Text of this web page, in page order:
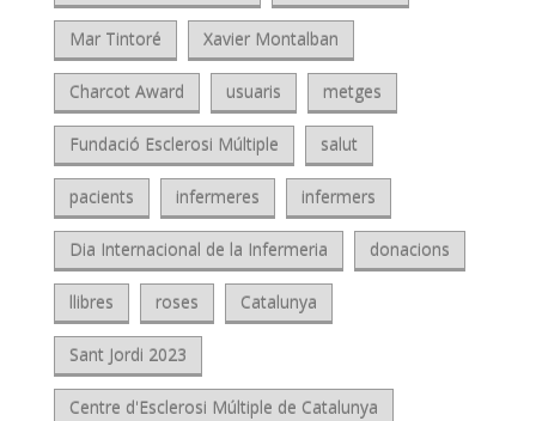
Mar Tintoré Xavier Montalban
Charcot Award usuaris metges
Fundació Esclerosi Múltiple salut
pacients infermeres infermers
Dia Internacional de la Infermeria donacions
llibres roses Catalunya
Sant Jordi 2023
Centre d'Esclerosi Múltiple de Catalunya